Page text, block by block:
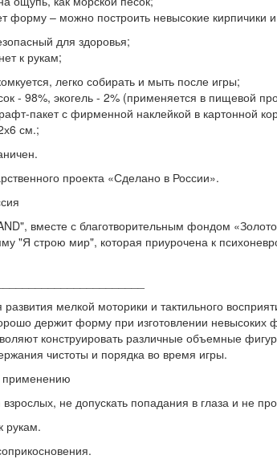
форму – можно построить невысокие кирпичики
для здоровья;
к рукам;
легко собирать и мыть после игры;
- 98%, экогель - 2% (применяется в пищевой
пакет с фирменной наклейкой в картонной
см.;
проекта «Сделано в России».
вместе с благотворительным фондом
"Я строю мир", которая приурочена к
развития мелкой моторики и тактильного
держит форму при изготовлении
конструировать различные объемные
чистоты и порядка во время игры.
применению
не допускать попадания в глаза и не
рукам.